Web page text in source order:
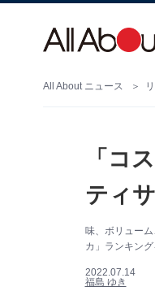
All About ニュース
「コ
ティ
味、ボリュー
カ」ランキン
2022.07.14
福島 ゆき